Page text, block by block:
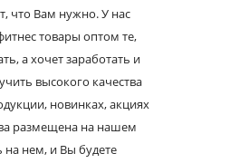
что Вам нужно. У нас
товары оптом те,
а хочет заработать и
высокого качества
новинках, акциях
размещена на нашем
на нем, и Вы будете